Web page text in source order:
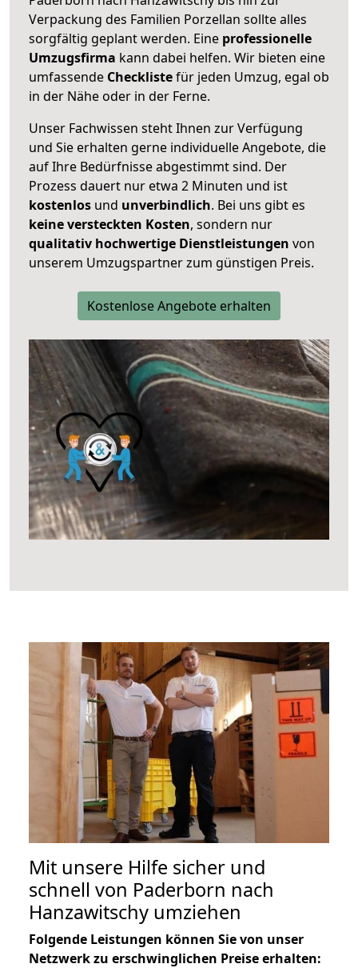
Verpackung des Familien Porzellan sollte alles
sorgfältig geplant werden. Eine professionelle
Umzugsfirma kann dabei helfen. Wir bieten eine
umfassende Checklistefür jeden Umzug, egal ob
in der Nähe oder in der Ferne.
Unser Fachwissen steht Ihnen zur Verfügung
und Sie erhalten gerne individuelle Angebote, die
auf Ihre Bedürfnisse abgestimmt sind. Der
Prozess dauert nur etwa 2 Minuten und ist
kostenlos und unverbindlich. Bei uns gibt es
keine versteckten Kosten, sondern nur
qualitativ hochwertige Dienstleistungen von
unserem Umzugspartner zum günstigen Preis.
Kostenlose Angebote erhalten
Mit unsere Hilfe sicher und
schnell von Paderborn nach
Hanzawitschy umziehen
Folgende Leistungen können Sie von unser
Netzwerk zu erschwinglichen Preise erhalten: